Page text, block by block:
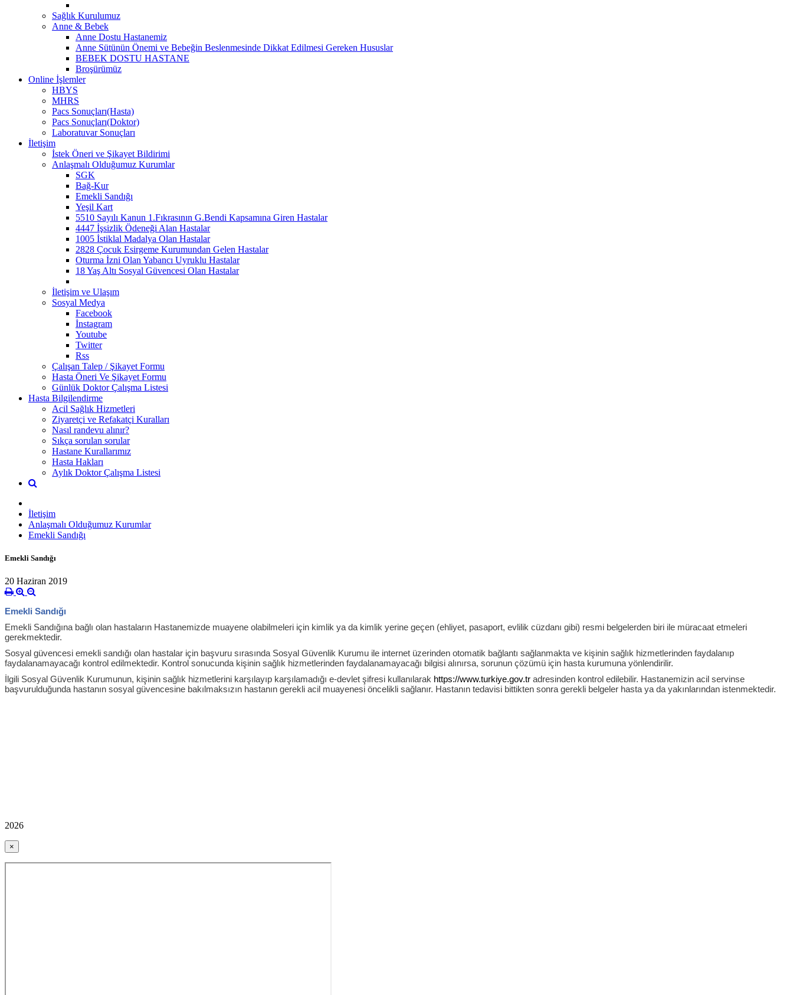
Sağlık Kurulumuz
Anne & Bebek
Anne Dostu Hastanemiz
Anne Sütünün Önemi ve Bebeğin Beslenmesinde Dikkat Edilmesi Gereken Hususlar
BEBEK DOSTU HASTANE
Broşürümüz
Online İşlemler
HBYS
MHRS
Pacs Sonuçları(Hasta)
Pacs Sonuçları(Doktor)
Laboratuvar Sonuçları
İletişim
İstek Öneri ve Şikayet Bildirimi
Anlaşmalı Olduğumuz Kurumlar
SGK
Bağ-Kur
Emekli Sandığı
Yeşil Kart
5510 Sayılı Kanun 1.Fıkrasının G.Bendi Kapsamına Giren Hastalar
4447 İşsizlik Ödeneği Alan Hastalar
1005 İstiklal Madalya Olan Hastalar
2828 Çocuk Esirgeme Kurumundan Gelen Hastalar
Oturma İzni Olan Yabancı Uyruklu Hastalar
18 Yaş Altı Sosyal Güvencesi Olan Hastalar
İletişim ve Ulaşım
Sosyal Medya
Facebook
İnstagram
Youtube
Twitter
Rss
Çalışan Talep / Şikayet Formu
Hasta Öneri Ve Şikayet Formu
Günlük Doktor Çalışma Listesi
Hasta Bilgilendirme
Acil Sağlık Hizmetleri
Ziyaretçi ve Refakatçi Kuralları
Nasıl randevu alınır?
Sıkça sorulan sorular
Hastane Kurallarımız
Hasta Hakları
Aylık Doktor Çalışma Listesi
İletişim
Anlaşmalı Olduğumuz Kurumlar
Emekli Sandığı
Emekli Sandığı
20 Haziran 2019
Emekli Sandığı
Emekli Sandığına bağlı olan hastaların Hastanemizde muayene olabilmeleri için kimlik ya da kimlik yerine geçen (ehliyet, pasaport, evlilik cüzdanı gibi) resmi belgelerden biri ile müracaat etmeleri
gerekmektedir.
Sosyal güvencesi emekli sandığı olan hastalar için başvuru sırasında Sosyal Güvenlik Kurumu ile internet üzerinden otomatik bağlantı sağlanmakta ve kişinin sağlık hizmetlerinden faydalanıp
faydalanamayacağı kontrol edilmektedir. Kontrol sonucunda kişinin sağlık hizmetlerinden faydalanamayacağı bilgisi alınırsa, sorunun çözümü için hasta kurumuna yönlendirilir.
İlgili Sosyal Güvenlik Kurumunun, kişinin sağlık hizmetlerini karşılayıp karşılamadığı e-devlet şifresi kullanılarak https://www.turkiye.gov.tr adresinden kontrol edilebilir. Hastanemizin acil servinse
başvurulduğunda hastanın sosyal güvencesine bakılmaksızın hastanın gerekli acil muayenesi öncelikli sağlanır. Hastanın tedavisi bittikten sonra gerekli belgeler hasta ya da yakınlarından istenmektedir.
2026
×